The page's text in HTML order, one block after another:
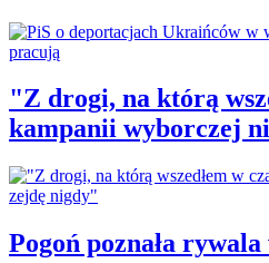
"Z drogi, na którą
kampanii wyborczej
Pogoń poznała